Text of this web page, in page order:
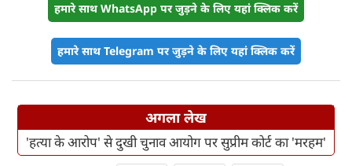
हमारे साथ WhatsApp पर जुड़ने के लिए यहां क्लिक करें
हमारे साथ Telegram पर जुड़ने के लिए यहां क्लिक करें
अगला लेख
'हत्या के आरोप' से दुखी चुनाव आयोग पर सुप्रीम कोर्ट का 'मरहम'